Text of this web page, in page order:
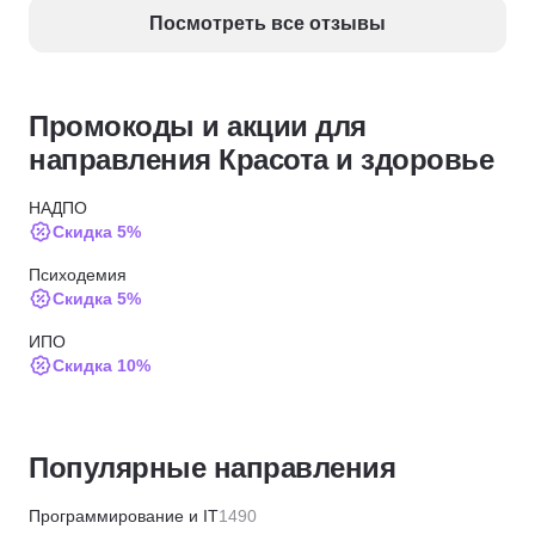
прибегать к доп. литературе, но скорее в качестве
Посмотреть все отзывы
Промокоды и акции для
направления Красота и здоровье
НАДПО
Скидка 5%
Психодемия
Скидка 5%
ИПО
Скидка 10%
Институт профессиональных квалификаций
Популярные направления
Программирование и IT1490